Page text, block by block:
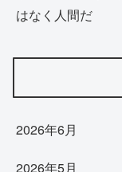
はなく人間だ
2026年6月
2026年5月